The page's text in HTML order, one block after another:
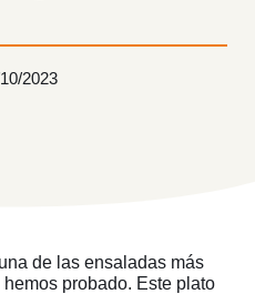
2023
de las ensaladas más
hemos probado. Este plato